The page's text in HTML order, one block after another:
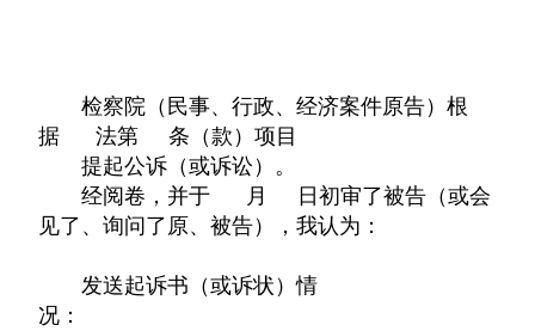
检察院（民事、行政、经济案件原告）根
据 法第 条（款）项目
提起公诉（或诉讼）。
经阅卷，并于 月 日初审了被告（或会
见了、询问了原、被告），我认为：
发送起诉书（或诉状）情
况：